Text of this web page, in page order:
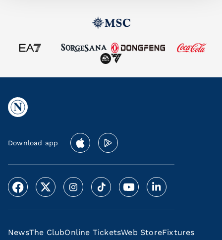
Download app
NewsThe ClubOnline TicketsWeb StoreFixtures